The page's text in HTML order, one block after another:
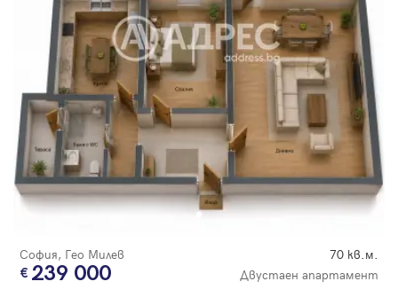
София, Гео Милев 70 кв.м.
239 000 Двустаен апартамент